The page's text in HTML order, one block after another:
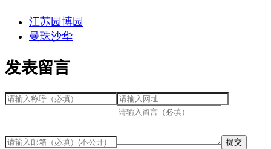
江苏园博园
曼珠沙华
发表留言
提交